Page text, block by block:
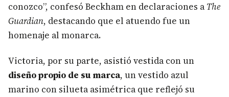
conozco”, confesó Beckham en declaraciones a The
Guardian, destacando que el atuendo fue un
homenaje al monarca.
Victoria, por su parte, asistió vestida con un
diseño propio de su marca, un vestido azul
marino con silueta asimétrica que reflejó su